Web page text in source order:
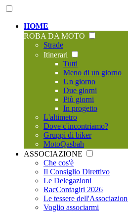
HOME
ROBA DA MOTO
Strade
Itinerari
Tutti
Meno di un giorno
Un giorno
Due giorni
Più giorni
In progetto
L'altimetro
Dove c'incontriamo?
Gruppi di biker
MotoQasbah
ASSOCIAZIONE
Che cos'è
Il Consiglio Direttivo
Le Delegazioni
RacContagiri 2026
Le tessere
Voglio associarmi